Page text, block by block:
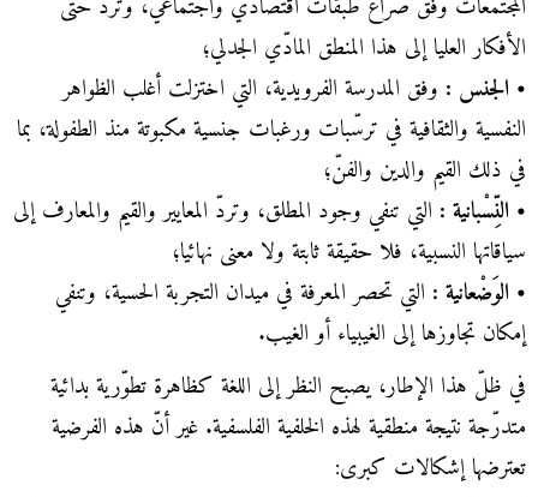
الأفكار العليا إلى هذا المنطق المادّي الجدلي؛
• الجنس : وفق المدرسة الفرويدية، التي اختزلت أغلب الظواهر
النفسية والثقافية في ترسّبات ورغبات جنسية مكبوتة منذ الطفولة، بما
في ذلك القيم والدين والفنّ؛
• النِّسْبانية : التي تنفي وجود المطلق، وتردّ المعايير والقيم والمعارف إلى
سياقاتها النسبية، فلا حقيقة ثابتة ولا معنى نهائيا؛
• الوَضْعانية : التي تحصر المعرفة في ميدان التجربة الحسية، وتنفي
إمكان تجاوزها إلى الغيبياء أو الغيب.
في ظلّ هذا الإطار، يصبح النظر إلى اللغة كظاهرة تطوّرية بدائية
متدرّجة نتيجة منطقية لهذه الخلفية الفلسفية. غير أنّ هذه الفرضية
تعترضها إشكالات كبرى: